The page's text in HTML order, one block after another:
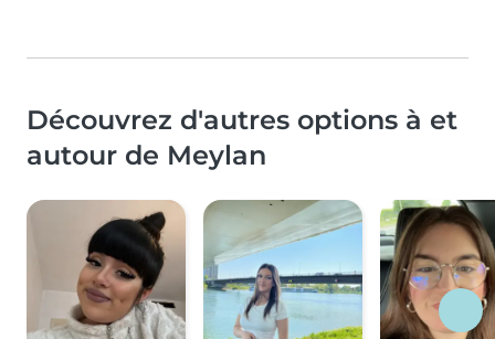
Découvrez d'autres options à et
autour de Meylan